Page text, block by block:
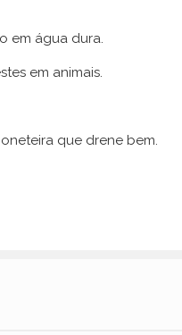
em água dura.
em animais.
que drene bem.